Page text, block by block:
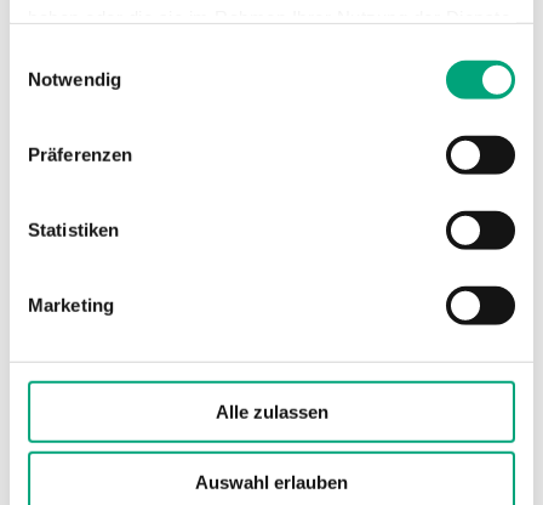
Notwendig
Präferenzen
Statistiken
Marketing
Alle zulassen
Auswahl erlauben
Raumfühler mit Sollwertanpassung und Skala
(rot/blau, steigend/fallend)
Sensor-Schnittstelle Passiv
Sensorelement PT1000
Sensorelement, Klasse